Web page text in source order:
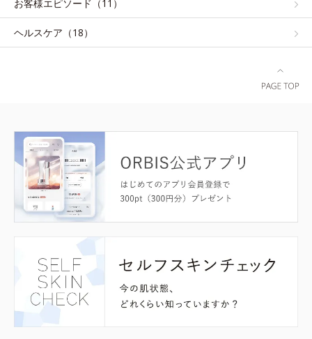
お客様エピソード（11）
ヘルスケア（18）